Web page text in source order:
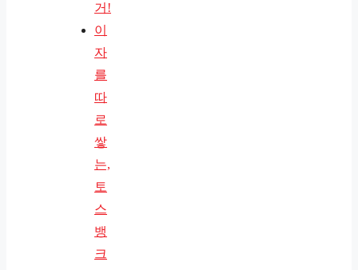
거!
이
자
를
따
로
쌓
는,
토
스
뱅
크